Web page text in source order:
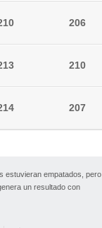
206
210
207
estuvieran empatados, pero
un resultado con